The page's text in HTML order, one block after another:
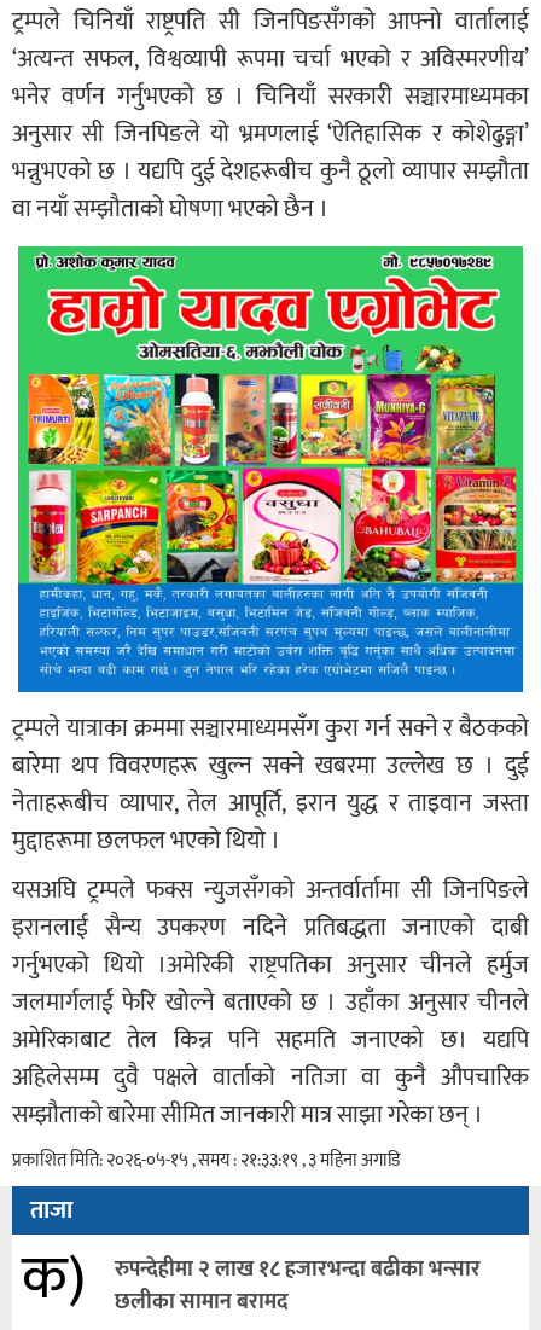
ट्रम्पले चिनियाँ राष्ट्रपति सी जिनपिङसँगको आफ्नो वार्तालाई
‘अत्यन्त सफल, विश्वव्यापी रूपमा चर्चा भएको र अविस्मरणीय’
भनेर वर्णन गर्नुभएको छ । चिनियाँ सरकारी सञ्चारमाध्यमका
अनुसार सी जिनपिङले यो भ्रमणलाई ‘ऐतिहासिक र कोशेढुङ्गा’
भन्नुभएको छ । यद्यपि दुई देशहरूबीच कुनै ठूलो व्यापार सम्झौता
वा नयाँ सम्झौताको घोषणा भएको छैन ।
ट्रम्पले यात्राका क्रममा सञ्चारमाध्यमसँग कुरा गर्न सक्ने र बैठकको
बारेमा थप विवरणहरू खुल्न सक्ने खबरमा उल्लेख छ । दुई
नेताहरूबीच व्यापार, तेल आपूर्ति, इरान युद्ध र ताइवान जस्ता
मुद्दाहरूमा छलफल भएको थियो ।
यसअघि ट्रम्पले फक्स न्युजसँगको अन्तर्वार्तामा सी जिनपिङले
इरानलाई सैन्य उपकरण नदिने प्रतिबद्धता जनाएको दाबी
गर्नुभएको थियो ।अमेरिकी राष्ट्रपतिका अनुसार चीनले हर्मुज
जलमार्गलाई फेरि खोल्ने बताएको छ । उहाँका अनुसार चीनले
अमेरिकाबाट तेल किन्न पनि सहमति जनाएको छ। यद्यपि
अहिलेसम्म दुवै पक्षले वार्ताको नतिजा वा कुनै औपचारिक
सम्झौताको बारेमा सीमित जानकारी मात्र साझा गरेका छन् ।
प्रकाशित मिति: २०२६-०५-१५ , समय : २१:३३:१९ , ३ महिना अगाडि
ताजा
क)
रुपन्देहीमा २ लाख १८ हजारभन्दा बढीका भन्सार
छलीका सामान बरामद